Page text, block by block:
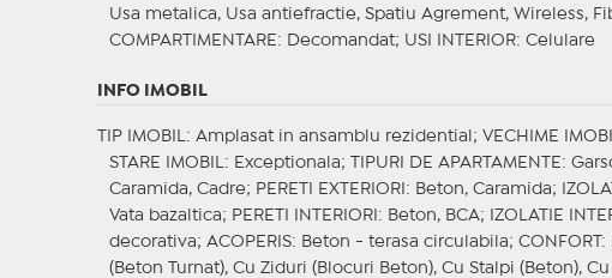
Usa metalica, Usa antiefractie, Spatiu Agrement, Wireless,
COMPARTIMENTARE : Decomandat; USI INTERIOR: Celulare
INFO IMOBIL
TIP IMOBIL : Amplasat in ansamblu rezidential; VECHIME
STARE IMOBIL
: Exceptionala; TIPURI DE APARTAMENTE :
Caramida, Cadre; PERETI EXTERIORI : Beton, Caramida;
Vata bazaltica; PERETI INTERIORI : Beton, BCA; IZOLATIE
decorativa; ACOPERIS: Beton - terasa circulabila; CONFORT :
(Beton Turnat), Cu Ziduri (Blocuri Beton), Cu Stalpi (Beton),